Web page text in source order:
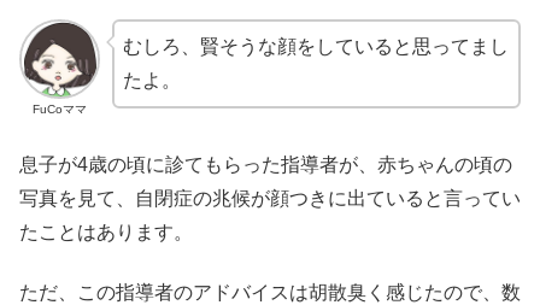
FuCoママ
むしろ、賢そうな顔をしていると思ってまし
たよ。
息子が4歳の頃に診てもらった指導者が、赤ちゃんの頃の
写真を見て、自閉症の兆候が顔つきに出ていると言ってい
たことはあります。
ただ、この指導者のアドバイスは胡散臭く感じたので、数